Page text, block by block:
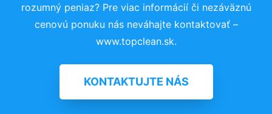
rozumný peniaz? Pre viac informácií či nezáväznú
cenovú ponuku nás neváhajte kontaktovať –
www.topclean.sk.
KONTAKTUJTE NÁS